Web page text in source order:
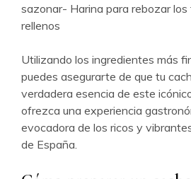
sazonar- Harina para rebozar los
rellenos
Utilizando los ingredientes más
puedes asegurarte de que tu
verdadera esencia de este
ofrezca una experiencia
evocadora de los ricos y
de España.